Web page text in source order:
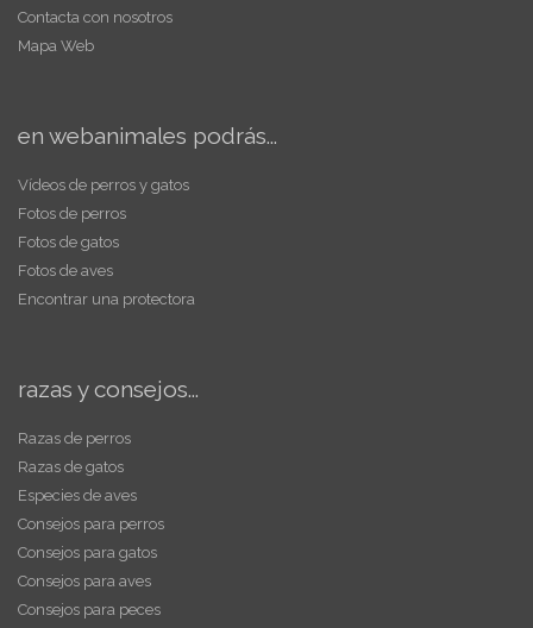
Contacta con nosotros
Mapa Web
en webanimales podrás...
Vídeos de perros y gatos
Fotos de perros
Fotos de gatos
Fotos de aves
Encontrar una protectora
razas y consejos...
Razas de perros
Razas de gatos
Especies de aves
Consejos para perros
Consejos para gatos
Consejos para aves
Consejos para peces